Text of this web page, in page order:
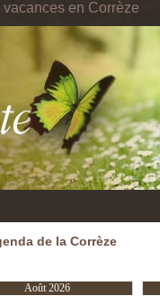
vacances en Corrèze
de la Corrèze
Août 2026